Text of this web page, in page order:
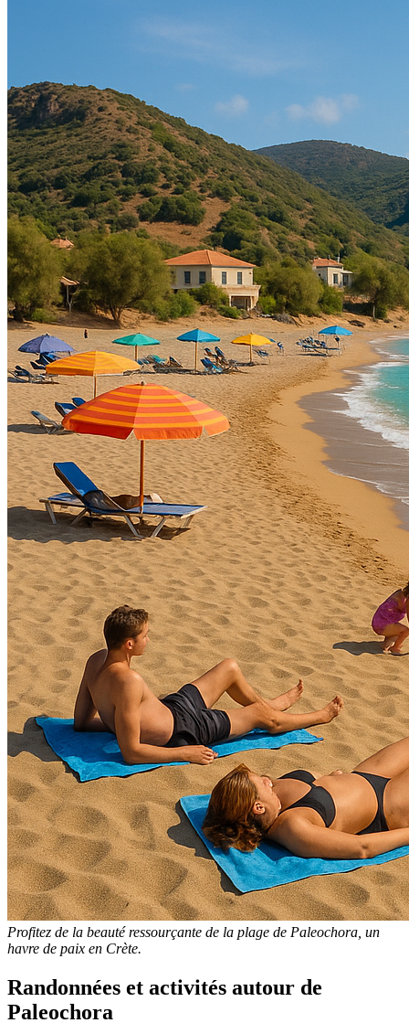
Profitez de la beauté ressourçante de la plage de Paleochora, un
havre de paix en Crète.
Randonnées et activités autour de
Paleochora